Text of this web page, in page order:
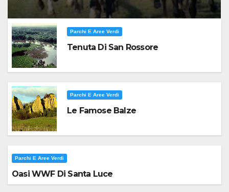
Parchi E Aree Verdi
Tenuta Di San Rossore
Parchi E Aree Verdi
Le Famose Balze
Parchi E Aree Verdi
Oasi WWF Di Santa Luce